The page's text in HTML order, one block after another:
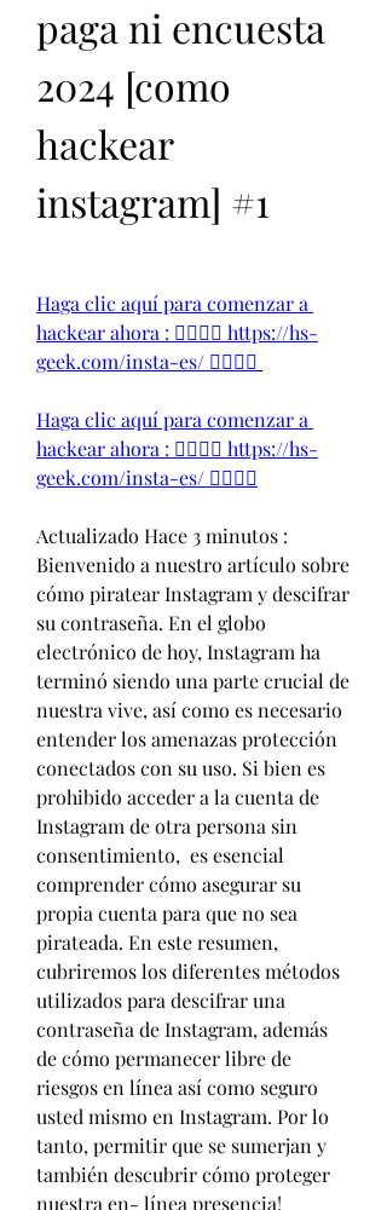
paga ni encuesta
2024 [como
hackear
instagram] #1
Haga clic aquí para comenzar a
hackear ahora : 👉🏻👉🏻 https://hs-
geek.com/insta-es/ 👈🏻👈🏻
Haga clic aquí para comenzar a
hackear ahora : 👉🏻👉🏻 https://hs-
geek.com/insta-es/ 👈🏻👈🏻
Actualizado Hace 3 minutos :
Bienvenido a nuestro artículo sobre
cómo piratear Instagram y descifrar
su contraseña. En el globo
electrónico de hoy, Instagram ha
terminó siendo una parte crucial de
nuestra vive, así como es necesario
entender los amenazas protección
conectados con su uso. Si bien es
prohibido acceder a la cuenta de
Instagram de otra persona sin
consentimiento,  es esencial
comprender cómo asegurar su
propia cuenta para que no sea
pirateada. En este resumen,
cubriremos los diferentes métodos
utilizados para descifrar una
contraseña de Instagram, además
de cómo permanecer libre de
riesgos en línea así como seguro
usted mismo en Instagram. Por lo
tanto, permitir que se sumerjan y
también descubrir cómo proteger
nuestra en- línea presencia!